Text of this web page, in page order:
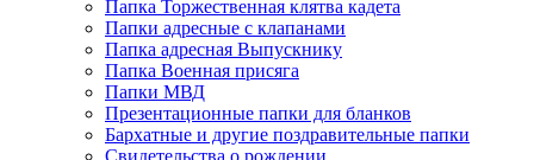
Папка Торжественная клятва кадета
Папки адресные с клапанами
Папка адресная Выпускнику
Папка Военная присяга
Папки МВД
Презентационные папки для бланков
Бархатные и другие поздравительные папки
Свидетельства о рождении